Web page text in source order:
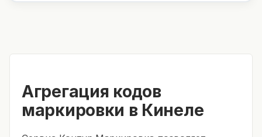
Агрегация кодов
маркировки в Кинеле